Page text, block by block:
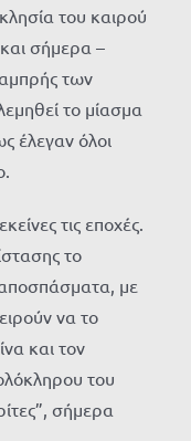
του καιρού
σήμερα –
των
το μίασμα
έλεγαν όλοι
τις εποχές.
το
με
να το
και τον
του
σήμερα